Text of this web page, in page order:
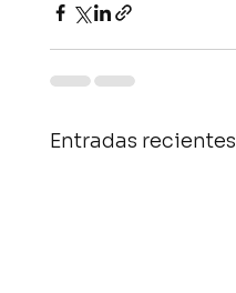
Entradas recientes